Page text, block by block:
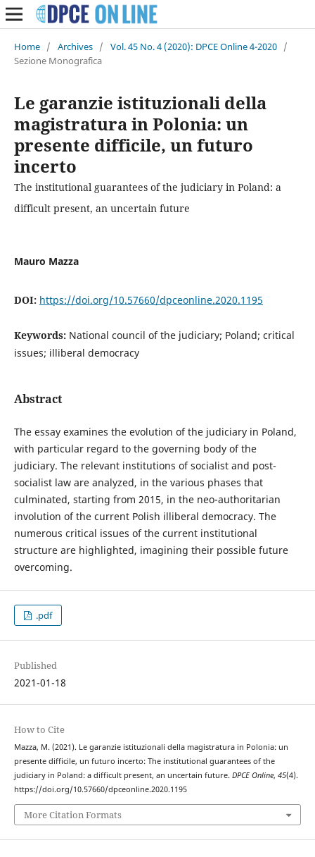
Home / Archives / Vol. 45 No. 4 (2020): DPCE Online 4-2020 /
Sezione Monografica
Le garanzie istituzionali della
magistratura in Polonia: un
presente difficile, un futuro
incerto
The institutional guarantees of the judiciary in Poland: a
difficult present, an uncertain future
Mauro Mazza
DOI: https://doi.org/10.57660/dpceonline.2020.1195
Keywords: National council of the judiciary; Poland; critical
issues; illiberal democracy
Abstract
The essay examines the evolution of the judiciary in Poland,
with particular regard to the governing body of the
judiciary. The relevant institutions of socialist and post-
socialist law are analyzed, in the various phases that
culminated, starting from 2015, in the neo-authoritarian
involution of the current Polish illiberal democracy. The
numerous critical issues of the current institutional
structure are highlighted, imagining their possible future
overcoming.
.pdf
Published
2021-01-18
How to Cite
Mazza, M. (2021). Le garanzie istituzionali della magistratura in Polonia: un
presente difficile, un futuro incerto: The institutional guarantees of the
judiciary in Poland: a difficult present, an uncertain future. DPCE Online, 45(4).
https://doi.org/10.57660/dpceonline.2020.1195
More Citation Formats